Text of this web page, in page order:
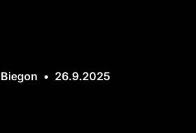
• 26.9.2025